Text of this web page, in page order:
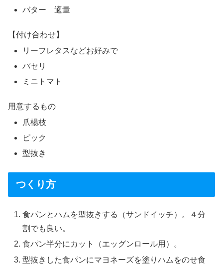
バター 適量
【付け合わせ】
リーフレタスなどお好みで
パセリ
ミニトマト
用意するもの
爪楊枝
ピック
型抜き
つくり方
食パンとハムを型抜きする（サンドイッチ）。４分
割でも良い。
食パン半分にカット（エッグンロール用）。
型抜きした食パンにマヨネーズを塗りハムをのせ食